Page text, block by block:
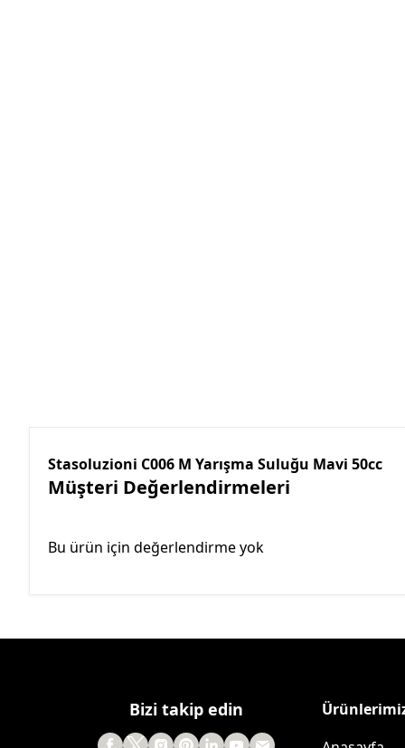
Stasoluzioni C006 M Yarışma Suluğu Mavi 50cc
Müşteri Değerlendirmeleri
Bu ürün için değerlendirme yok
Bizi takip edin